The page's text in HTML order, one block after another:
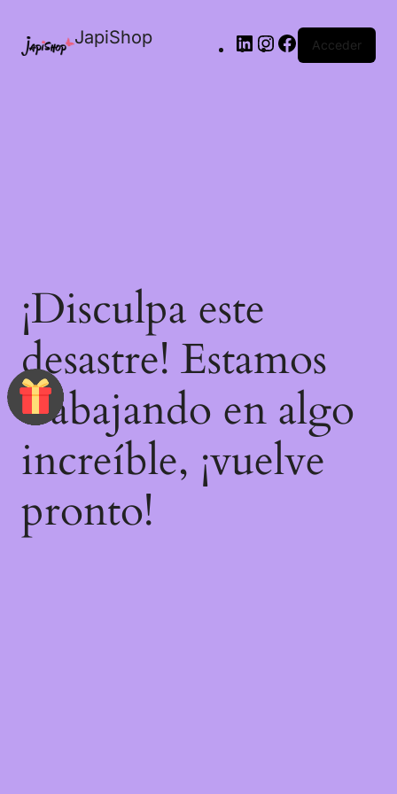
JapiShop Acceder
¡Disculpa este
desastre! Estamos
trabajando en algo
increíble, ¡vuelve
pronto!